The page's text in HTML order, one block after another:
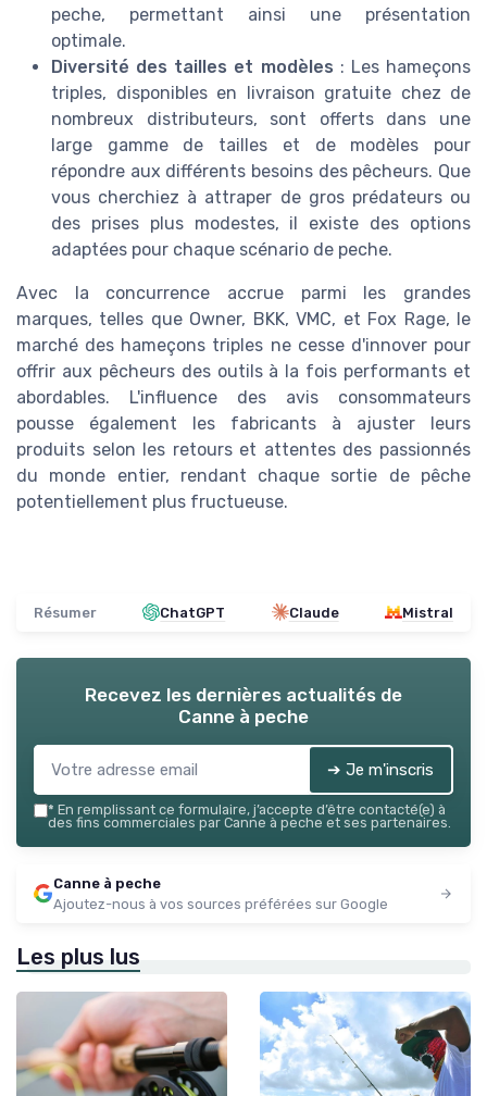
peche, permettant ainsi une présentation
optimale.
Diversité des tailles et modèles : Les hameçons
triples, disponibles en livraison gratuite chez de
nombreux distributeurs, sont offerts dans une
large gamme de tailles et de modèles pour
répondre aux différents besoins des pêcheurs. Que
vous cherchiez à attraper de gros prédateurs ou
des prises plus modestes, il existe des options
adaptées pour chaque scénario de peche.
Avec la concurrence accrue parmi les grandes
marques, telles que Owner, BKK, VMC, et Fox Rage, le
marché des hameçons triples ne cesse d'innover pour
offrir aux pêcheurs des outils à la fois performants et
abordables. L'influence des avis consommateurs
pousse également les fabricants à ajuster leurs
produits selon les retours et attentes des passionnés
du monde entier, rendant chaque sortie de pêche
potentiellement plus fructueuse.
Résumer ChatGPT Claude Mistral
Recevez les dernières actualités de
Canne à peche
➔ Je m'inscris
* En remplissant ce formulaire, j’accepte d’être contacté(e) à
des fins commerciales par Canne à peche et ses partenaires.
Canne à peche
Ajoutez-nous à vos sources préférées sur Google
Les plus lus